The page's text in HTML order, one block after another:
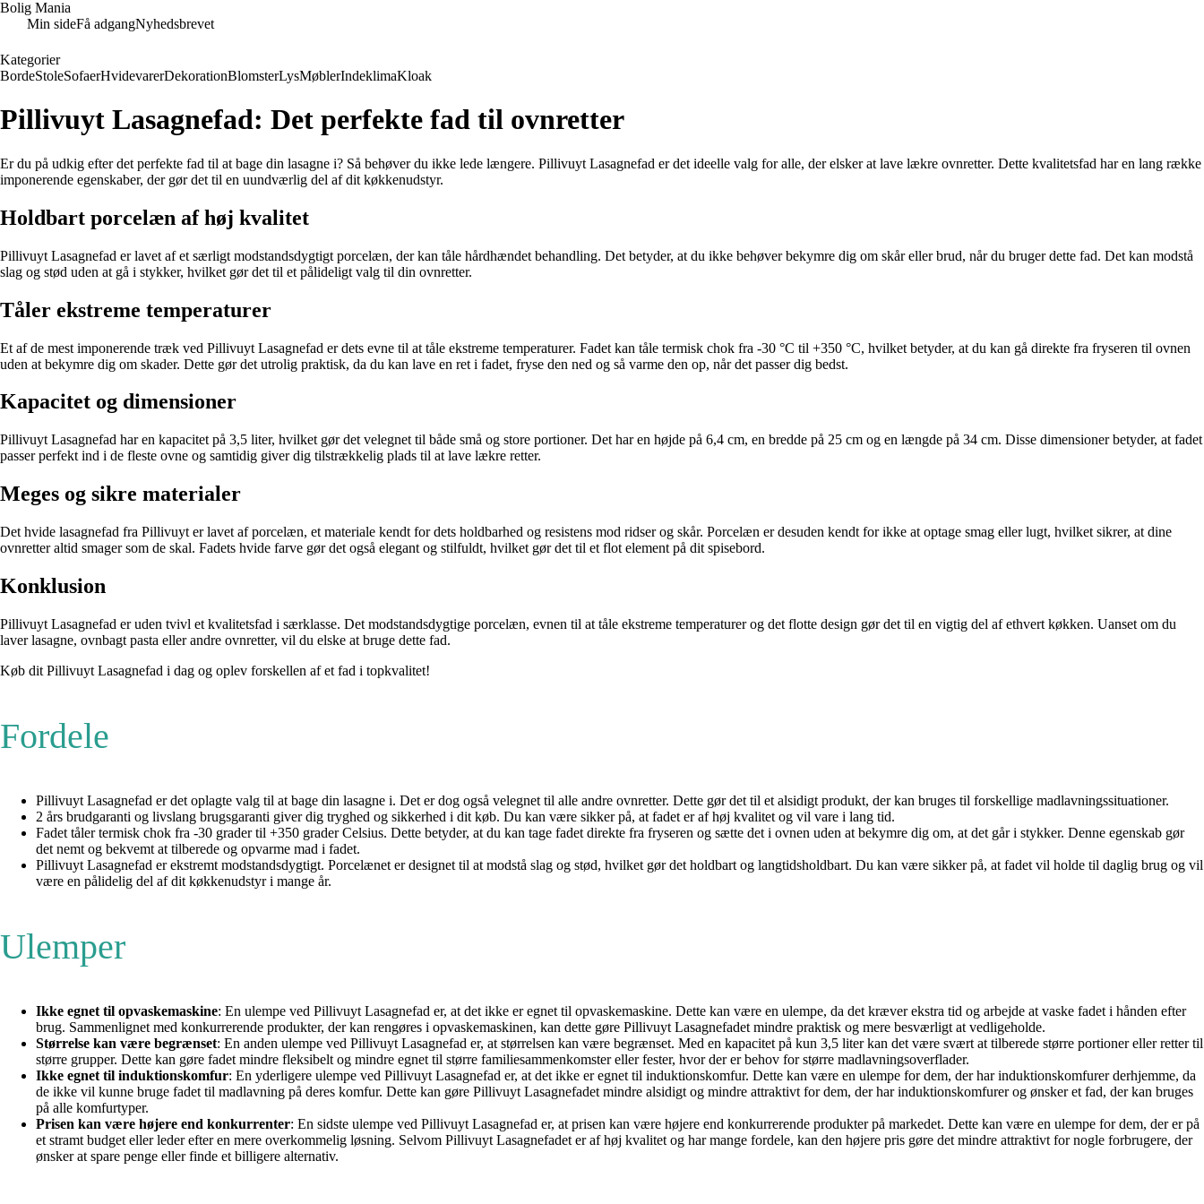
Bolig Mania
Min sideFå adgangNyhedsbrevet
Kategorier
BordeStoleSofaerHvidevarerDekorationBlomsterLysMøblerIndeklimaKloak
Pillivuyt Lasagnefad: Det perfekte fad til ovnretter
Er du på udkig efter det perfekte fad til at bage din lasagne i? Så behøver du ikke lede længere. Pillivuyt Lasagnefad er det ideelle valg for alle, der elsker at lave lækre ovnretter. Dette kvalitetsfad har en lang række
imponerende egenskaber, der gør det til en uundværlig del af dit køkkenudstyr.
Holdbart porcelæn af høj kvalitet
Pillivuyt Lasagnefad er lavet af et særligt modstandsdygtigt porcelæn, der kan tåle hårdhændet behandling. Det betyder, at du ikke behøver bekymre dig om skår eller brud, når du bruger dette fad. Det kan modstå
slag og stød uden at gå i stykker, hvilket gør det til et pålideligt valg til din ovnretter.
Tåler ekstreme temperaturer
Et af de mest imponerende træk ved Pillivuyt Lasagnefad er dets evne til at tåle ekstreme temperaturer. Fadet kan tåle termisk chok fra -30 °C til +350 °C, hvilket betyder, at du kan gå direkte fra fryseren til ovnen
uden at bekymre dig om skader. Dette gør det utrolig praktisk, da du kan lave en ret i fadet, fryse den ned og så varme den op, når det passer dig bedst.
Kapacitet og dimensioner
Pillivuyt Lasagnefad har en kapacitet på 3,5 liter, hvilket gør det velegnet til både små og store portioner. Det har en højde på 6,4 cm, en bredde på 25 cm og en længde på 34 cm. Disse dimensioner betyder, at fadet
passer perfekt ind i de fleste ovne og samtidig giver dig tilstrækkelig plads til at lave lækre retter.
Meges og sikre materialer
Det hvide lasagnefad fra Pillivuyt er lavet af porcelæn, et materiale kendt for dets holdbarhed og resistens mod ridser og skår. Porcelæn er desuden kendt for ikke at optage smag eller lugt, hvilket sikrer, at dine
ovnretter altid smager som de skal. Fadets hvide farve gør det også elegant og stilfuldt, hvilket gør det til et flot element på dit spisebord.
Konklusion
Pillivuyt Lasagnefad er uden tvivl et kvalitetsfad i særklasse. Det modstandsdygtige porcelæn, evnen til at tåle ekstreme temperaturer og det flotte design gør det til en vigtig del af ethvert køkken. Uanset om du
laver lasagne, ovnbagt pasta eller andre ovnretter, vil du elske at bruge dette fad.
Køb dit Pillivuyt Lasagnefad i dag og oplev forskellen af et fad i topkvalitet!
Fordele
Pillivuyt Lasagnefad er det oplagte valg til at bage din lasagne i. Det er dog også velegnet til alle andre ovnretter. Dette gør det til et alsidigt produkt, der kan bruges til forskellige madlavningssituationer.
2 års brudgaranti og livslang brugsgaranti giver dig tryghed og sikkerhed i dit køb. Du kan være sikker på, at fadet er af høj kvalitet og vil vare i lang tid.
Fadet tåler termisk chok fra -30 grader til +350 grader Celsius. Dette betyder, at du kan tage fadet direkte fra fryseren og sætte det i ovnen uden at bekymre dig om, at det går i stykker. Denne egenskab gør
det nemt og bekvemt at tilberede og opvarme mad i fadet.
Pillivuyt Lasagnefad er ekstremt modstandsdygtigt. Porcelænet er designet til at modstå slag og stød, hvilket gør det holdbart og langtidsholdbart. Du kan være sikker på, at fadet vil holde til daglig brug og vil
være en pålidelig del af dit køkkenudstyr i mange år.
Ulemper
Ikke egnet til opvaskemaskine: En ulempe ved Pillivuyt Lasagnefad er, at det ikke er egnet til opvaskemaskine. Dette kan være en ulempe, da det kræver ekstra tid og arbejde at vaske fadet i hånden efter
brug. Sammenlignet med konkurrerende produkter, der kan rengøres i opvaskemaskinen, kan dette gøre Pillivuyt Lasagnefadet mindre praktisk og mere besværligt at vedligeholde.
Størrelse kan være begrænset: En anden ulempe ved Pillivuyt Lasagnefad er, at størrelsen kan være begrænset. Med en kapacitet på kun 3,5 liter kan det være svært at tilberede større portioner eller retter til
større grupper. Dette kan gøre fadet mindre fleksibelt og mindre egnet til større familiesammenkomster eller fester, hvor der er behov for større madlavningsoverflader.
Ikke egnet til induktionskomfur: En yderligere ulempe ved Pillivuyt Lasagnefad er, at det ikke er egnet til induktionskomfur. Dette kan være en ulempe for dem, der har induktionskomfurer derhjemme, da
de ikke vil kunne bruge fadet til madlavning på deres komfur. Dette kan gøre Pillivuyt Lasagnefadet mindre alsidigt og mindre attraktivt for dem, der har induktionskomfurer og ønsker et fad, der kan bruges
på alle komfurtyper.
Prisen kan være højere end konkurrenter: En sidste ulempe ved Pillivuyt Lasagnefad er, at prisen kan være højere end konkurrerende produkter på markedet. Dette kan være en ulempe for dem, der er på
et stramt budget eller leder efter en mere overkommelig løsning. Selvom Pillivuyt Lasagnefadet er af høj kvalitet og har mange fordele, kan den højere pris gøre det mindre attraktivt for nogle forbrugere, der
ønsker at spare penge eller finde et billigere alternativ.